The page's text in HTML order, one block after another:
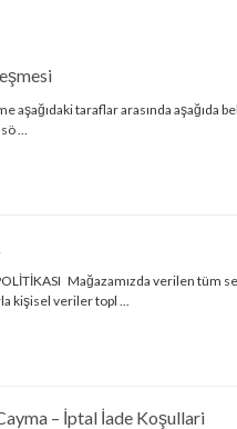
aşağıdaki taraflar arasında aşağıda
...
Mağazamızda verilen tüm
kişisel veriler topl ...
– İptal İade Koşullari